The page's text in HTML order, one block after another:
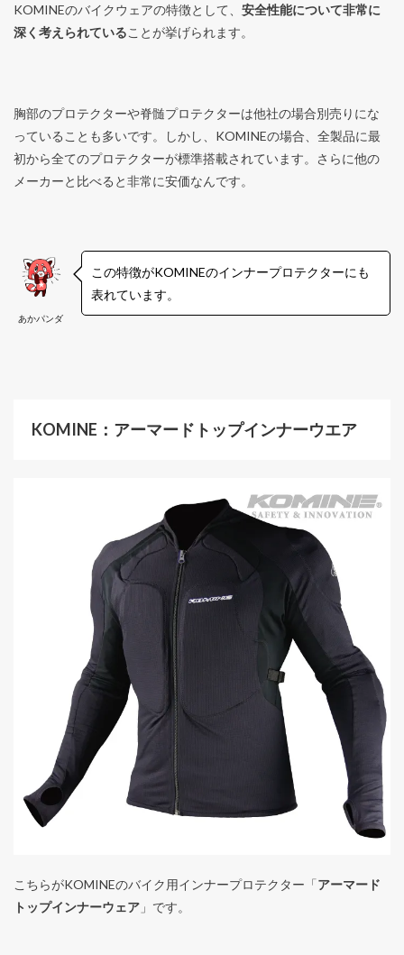
KOMINEのバイクウェアの特徴として、 安全性能について非常に
深く考えられていることが挙げられます。
胸部のプロテクターや脊髄プロテクターは他社の場合別売りにな
っていることも多いです。しかし、KOMINEの場合、全製品に最
初から全てのプロテクターが標準搭載されています。さらに他の
メーカーと比べると非常に安価なんです。
あかパンダ
この特徴がKOMINEのインナープロテクターにも
表れています。
KOMINE：アーマードトップインナーウエア
こちらがKOMINEのバイク用インナープロテクター「アーマード
トップインナーウェア 」です。